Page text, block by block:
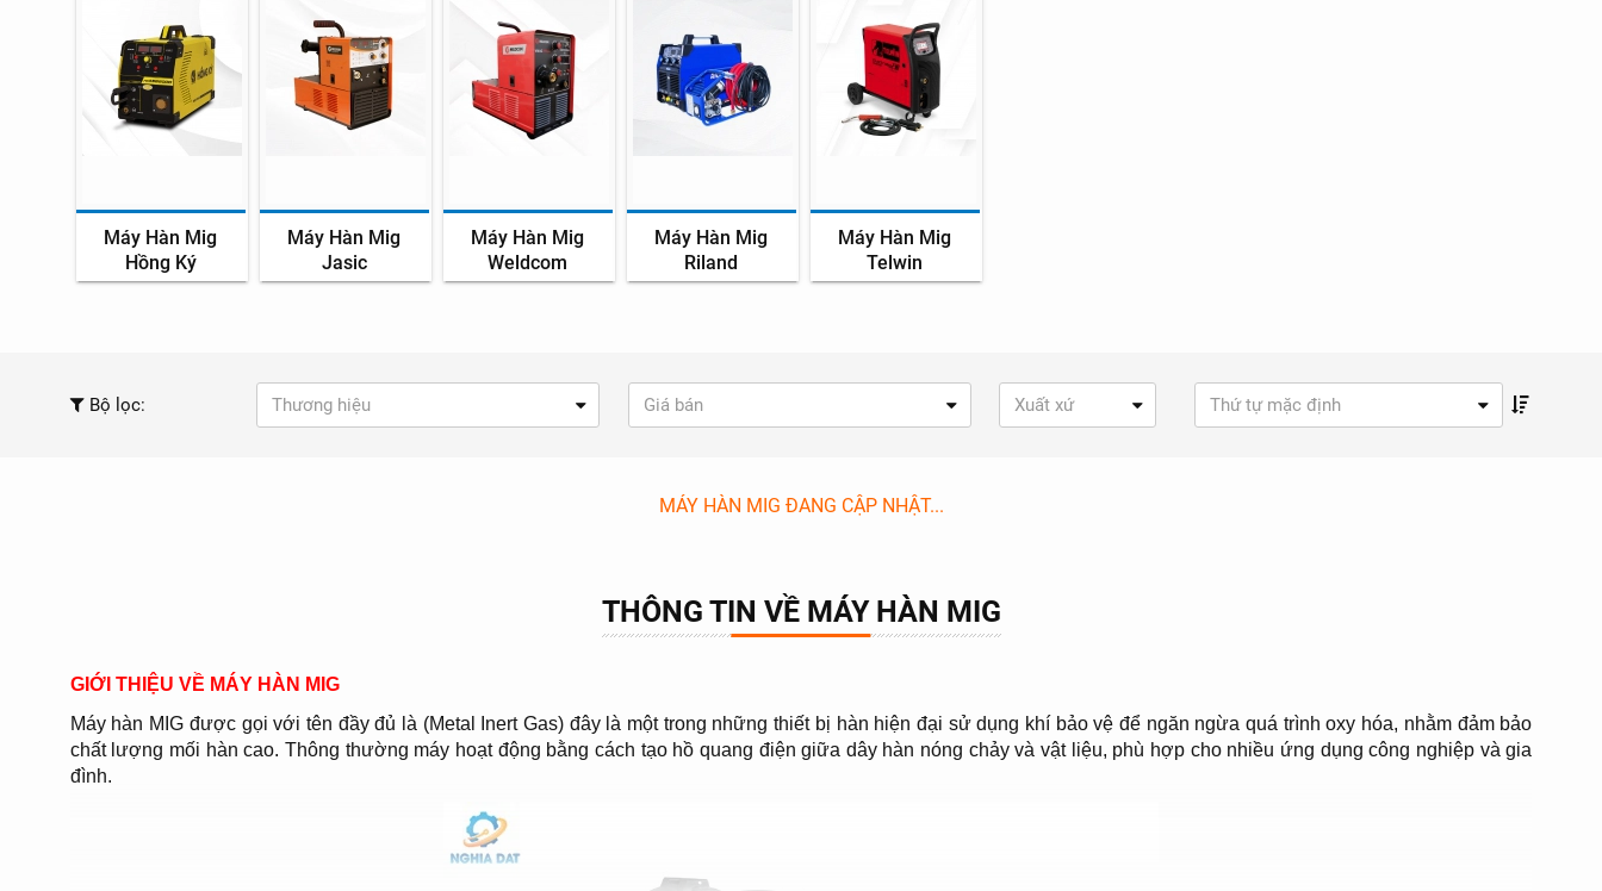
Máy Hàn Mig
Hồng Ký
Máy Hàn Mig
Jasic
Máy Hàn Mig
Weldcom
Máy Hàn Mig
Riland
Máy Hàn Mig
Telwin
Bộ lọc: Thương hiệu Giá bán Xuất xứ Thứ tự mặc định
MÁY HÀN MIG ĐANG CẬP NHẬT...
THÔNG TIN VỀ MÁY HÀN MIG
GIỚI THIỆU VỀ MÁY HÀN MIG
Máy hàn MIG được gọi với tên đầy đủ là (Metal Inert Gas) đây là một trong những thiết bị hàn hiện đại sử dụng khí bảo vệ để ngăn ngừa quá trình oxy hóa, nhằm đảm bảo
chất lượng mối hàn cao. Thông thường máy hoạt động bằng cách tạo hồ quang điện giữa dây hàn nóng chảy và vật liệu, phù hợp cho nhiều ứng dụng công nghiệp và gia
đình.